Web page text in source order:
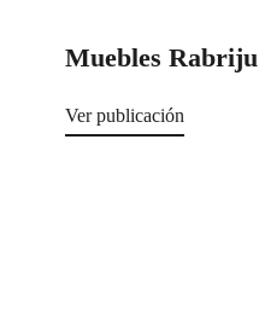
Muebles Rabriju
Ver publicación